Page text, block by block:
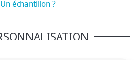
Un échantillon ?